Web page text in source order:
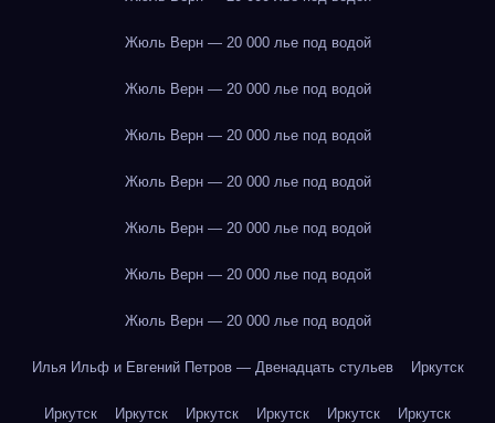
Жюль Верн — 20 000 лье под водой
Жюль Верн — 20 000 лье под водой
Жюль Верн — 20 000 лье под водой
Жюль Верн — 20 000 лье под водой
Жюль Верн — 20 000 лье под водой
Жюль Верн — 20 000 лье под водой
Жюль Верн — 20 000 лье под водой
Илья Ильф и Евгений Петров — Двенадцать стульев Иркутск
Иркутск Иркутск Иркутск Иркутск Иркутск Иркутск